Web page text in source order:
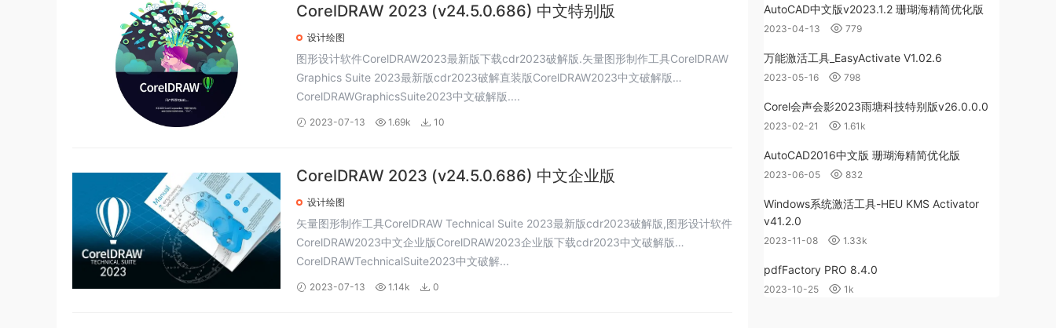
CorelDRAW 2023 (v24.5.0.686) 中文特别版
设计绘图
图形设计软件CorelDRAW2023最新版下载cdr2023破解版.矢量图形制作工具CorelDRAW
Graphics Suite 2023最新版cdr2023破解直装版CorelDRAW2023中文破解版
CorelDRAWGraphicsSuite2023中文破解版....
2023-07-13 1.69k 10
CorelDRAW 2023 (v24.5.0.686) 中文企业版
设计绘图
矢量图形制作工具CorelDRAW Technical Suite 2023最新版cdr2023破解版,图形设计软件
CorelDRAW2023中文企业版CorelDRAW2023企业版下载cdr2023中文破解版
CorelDRAWTechnicalSuite2023中文破解...
2023-07-13 1.14k 0
AutoCAD中文版v2023.1.2 珊瑚海精简优化版
2023-04-13 779
万能激活工具_EasyActivate V1.02.6
2023-05-16 798
Corel会声会影2023雨塘科技特别版v26.0.0.0
2023-02-21 1.61k
AutoCAD2016中文版 珊瑚海精简优化版
2023-06-05 832
Windows系统激活工具-HEU KMS Activator
v41.2.0
2023-11-08 1.33k
pdfFactory PRO 8.4.0
2023-10-25 1k